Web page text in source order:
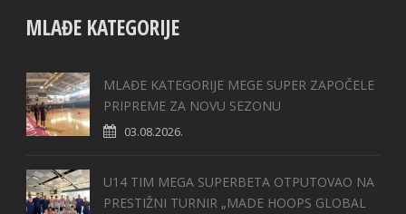
MLAĐE KATEGORIJE
MLAĐE KATEGORIJE MEGE SUPER ZAPOČELE
PRIPREME ZA NOVU SEZONU
03.08.2026.
U14 TIM MEGA SUPERBETA OTPUTOVAO NA
PRESTIŽNI TURNIR „MADE HOOPS GLOBAL